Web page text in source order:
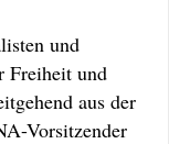
und
Freiheit und
aus der
Vorsitzender